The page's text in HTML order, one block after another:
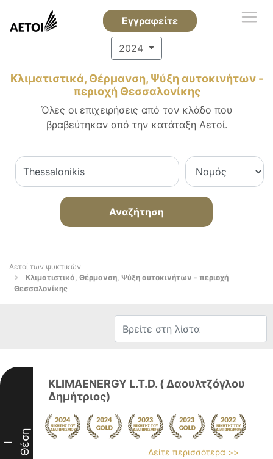
Εγγραφείτε
2024
Κλιματιστικά, Θέρμανση, Ψύξη αυτοκινήτων -
περιοχή Θεσσαλονίκης
Όλες οι επιχειρήσεις από τον κλάδο που
βραβεύτηκαν από την κατάταξη Αετοί.
Αναζήτηση
Αετοί των ψυκτικών
Κλιματιστικά, Θέρμανση, Ψύξη αυτοκινήτων - περιοχή
Θεσσαλονίκης
I Θέση
KLIMAENERGY L.T.D. ( Δαουλτζόγλου
Δημήτριος)
Δείτε περισσότερα >>